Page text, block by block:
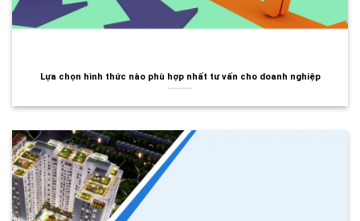
Lựa chọn hình thức nào phù hợp nhất tư vấn cho doanh nghiệp